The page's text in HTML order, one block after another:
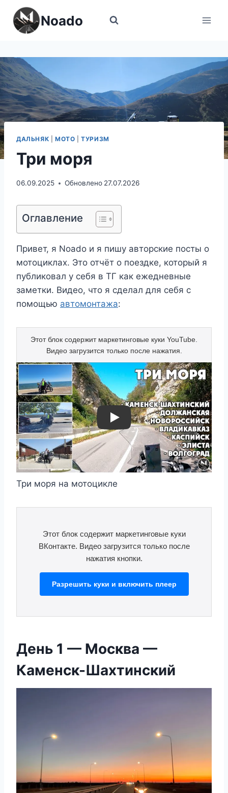
Перейти
содержимому
Noado
ДАЛЬНЯК МОТО |ТУРИЗМ
Три моря
06.09.2025 Обновлено 27.07.2026
Оглавление
Привет, я Noado и я пишу авторские посты о
мотоциклах. Это отчёт о поездке, который я
публиковал у себя в ТГ как ежедневные
заметки. Видео, что я сделал для себя с
помощью автомонтажа:
Play
Три моря на мотоцикле
Этот блок содержит маркетинговые куки
ВКонтакте. Видео загрузится только после
нажатия кнопки.
Разрешить куки и включить плеер
День 1 — Москва —
Каменск-Шахтинский